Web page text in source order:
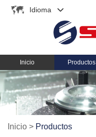
Idioma
Inicio Productos
Inicio > Productos